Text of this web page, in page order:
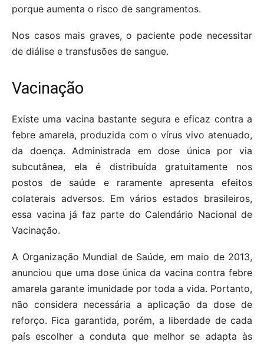
porque aumenta o risco de sangramentos.
Nos casos mais graves, o paciente pode necessitar
de diálise e transfusões de sangue.
Vacinação
Existe uma vacina bastante segura e eficaz contra a
febre amarela, produzida com o vírus vivo atenuado,
da doença. Administrada em dose única por via
subcutânea, ela é distribuída gratuitamente nos
postos de saúde e raramente apresenta efeitos
colaterais adversos. Em vários estados brasileiros,
essa vacina já faz parte do Calendário Nacional de
Vacinação.
A Organização Mundial de Saúde, em maio de 2013,
anunciou que uma dose única da vacina contra febre
amarela garante imunidade por toda a vida. Portanto,
não considera necessária a aplicação da dose de
reforço. Fica garantida, porém, a liberdade de cada
país escolher a conduta que melhor se adapta às